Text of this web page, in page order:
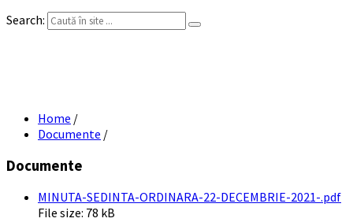
Search:
Home /
Documente /
Documente
MINUTA-SEDINTA-ORDINARA-22-DECEMBRIE-2021-.pdf
File size: 78 kB